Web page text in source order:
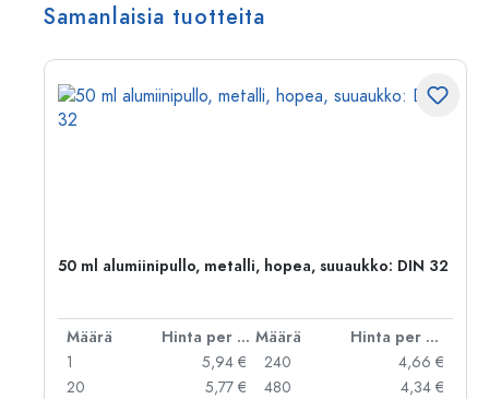
Samanlaisia tuotteita
50 ml alumiinipullo, metalli, hopea, suuaukko: DIN 32
Määrä Hinta per kpl Määrä
Hinta per kpl
1
5,94 €
20
5,77 €
240
4,66 €
480
4,34 €